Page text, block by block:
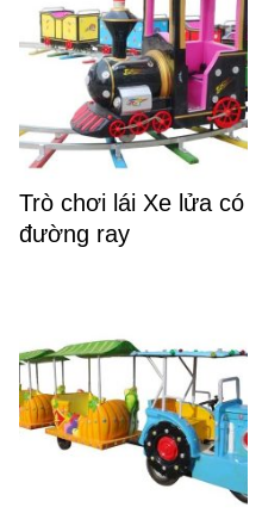
Trò chơi lái Xe lửa có
đường ray